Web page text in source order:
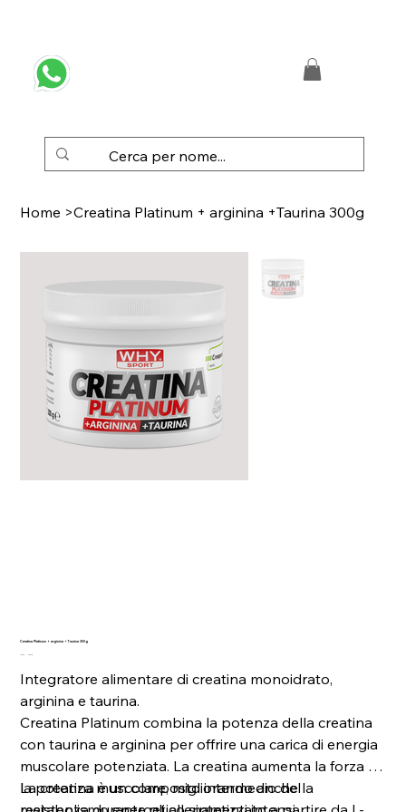
Home >Creatina Platinum + arginina +Taurina 300g
Creatina Platinum + arginina +Taurina 300g
Prezzo
Prezzo
Integratore alimentare di creatina monoidrato,
arginina e taurina.
Creatina Platinum combina la potenza della creatina
con taurina e arginina per offrire una carica di energia
muscolare potenziata. La creatina aumenta la forza e
la potenza muscolare, migliorando anche la
La creatina è un composto intermedio del